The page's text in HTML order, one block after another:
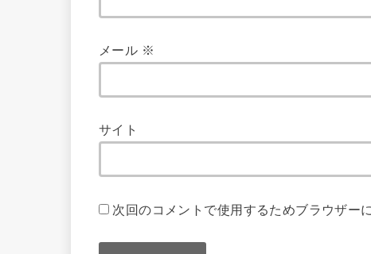
メール ※
サイト
次回のコメントで使用するためブラウザー